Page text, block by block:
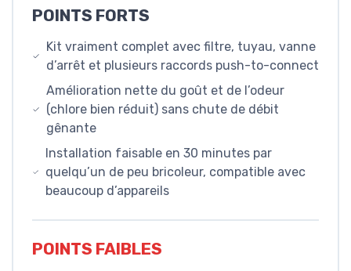
POINTS FORTS
Kit vraiment complet avec filtre, tuyau, vanne
d’arrêt et plusieurs raccords push-to-connect
Amélioration nette du goût et de l’odeur
(chlore bien réduit) sans chute de débit
gênante
Installation faisable en 30 minutes par
quelqu’un de peu bricoleur, compatible avec
beaucoup d’appareils
POINTS FAIBLES